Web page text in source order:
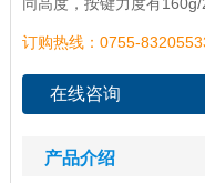
订购热线：0755-
在线咨询
产品介绍